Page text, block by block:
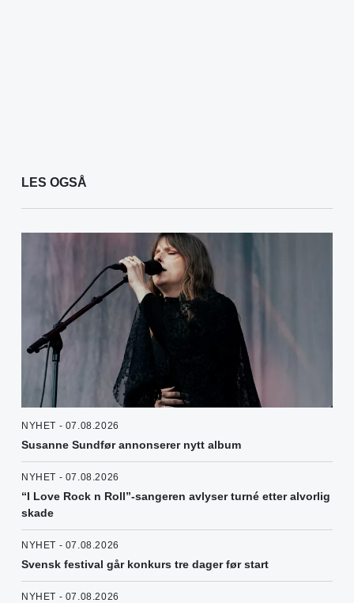
LES OGSÅ
NYHET - 07.08.2026
Susanne Sundfør annonserer nytt album
NYHET - 07.08.2026
“I Love Rock n Roll”-sangeren avlyser turné etter alvorlig
skade
NYHET - 07.08.2026
Svensk festival går konkurs tre dager før start
NYHET - 07.08.2026